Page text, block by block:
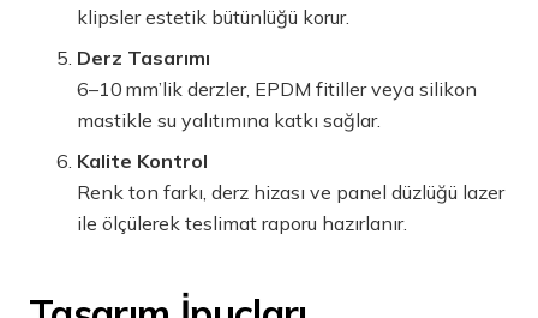
klipsler estetik bütünlüğü korur.
Derz Tasarımı
6–10 mm’lik derzler, EPDM fitiller veya silikon
mastikle su yalıtımına katkı sağlar.
Kalite Kontrol
Renk ton farkı, derz hizası ve panel düzlüğü lazer
ile ölçülerek teslimat raporu hazırlanır.